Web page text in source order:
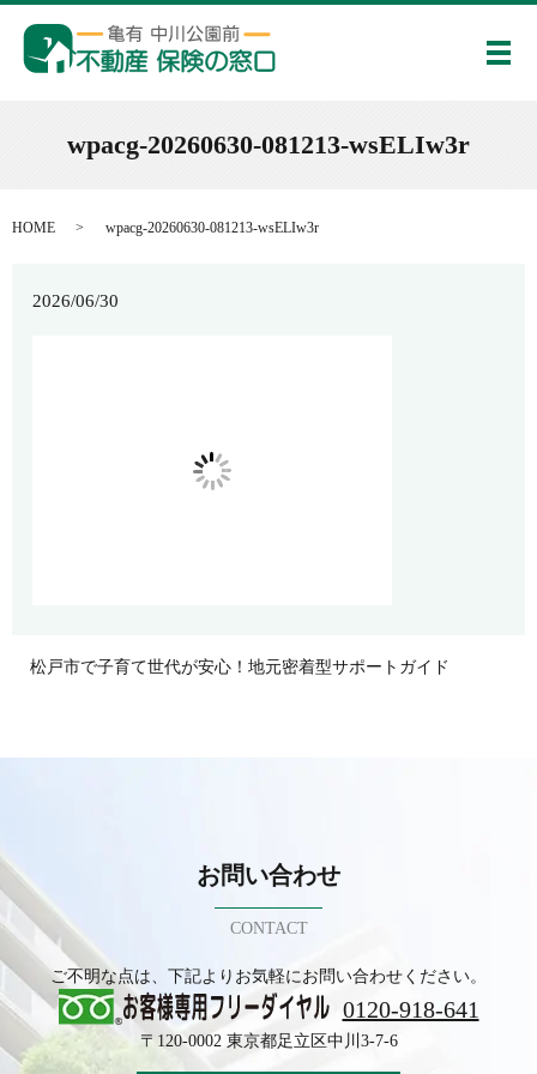
メ
wpacg-20260630-081213-wsELIw3r
HOME wpacg-20260630-081213-wsELIw3r
2026/06/30
松戸市で子育て世代が安心！地元密着型サポートガイド
お問い合わせ
CONTACT
ご不明な点は、下記よりお気軽にお問い合わせください。
0120-918-641
〒120-0002 東京都足立区中川3-7-6